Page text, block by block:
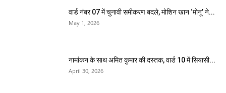
वार्ड नंबर 07 में चुनावी समीकरण बदले, मोशिन खान ‘मोनू’ ने...
May 1, 2026
नामांकन के साथ अमित कुमार की दस्तक, वार्ड 10 में सियासी...
April 30, 2026